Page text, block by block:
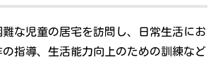
な児童の居宅を訪問し、日常生活にお
指導、生活能力向上のための訓練など